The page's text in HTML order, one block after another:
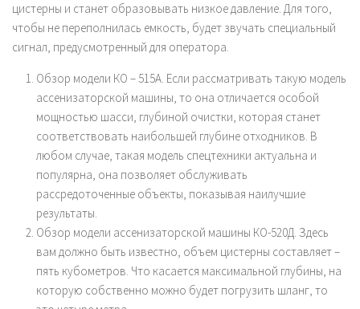
цистерны и станет образовывать низкое давление. Для того,
чтобы не переполнилась емкость, будет звучать специальный
сигнал, предусмотренный для оператора.
Обзор модели КО – 515А. Если рассматривать такую модель
ассенизаторской машины, то она отличается особой
мощностью шасси, глубиной очистки, которая станет
соответствовать наибольшей глубине отходников. В
любом случае, такая модель спецтехники актуальна и
популярна, она позволяет обслуживать
рассредоточенные объекты, показывая наилучшие
результаты.
Обзор модели ассенизаторской машины КО-520Д. Здесь
вам должно быть известно, объем цистерны составляет –
пять кубометров. Что касается максимальной глубины, на
которую собственно можно будет погрузить шланг, то